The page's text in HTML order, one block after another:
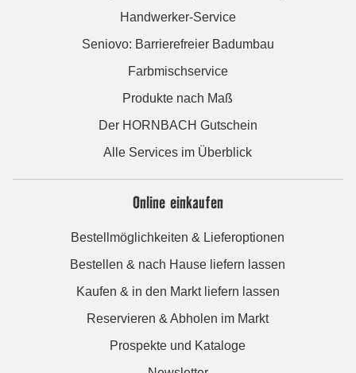
Handwerker-Service
Seniovo: Barrierefreier Badumbau
Farbmischservice
Produkte nach Maß
Der HORNBACH Gutschein
Alle Services im Überblick
Online einkaufen
Bestellmöglichkeiten & Lieferoptionen
Bestellen & nach Hause liefern lassen
Kaufen & in den Markt liefern lassen
Reservieren & Abholen im Markt
Prospekte und Kataloge